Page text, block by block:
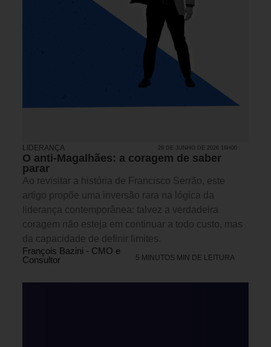
LIDERANÇA 29 DE JUNHO DE 2026 16H00
O anti-Magalhães: a coragem de saber
parar
Ao revisitar a história de Francisco Serrão, este
artigo propõe uma inversão rara na lógica da
liderança contemporânea: talvez a verdadeira
coragem não esteja em continuar a todo custo, mas
da capacidade de definir limites.
François Bazini - CMO e
Consultor
5 MINUTOS MIN DE LEITURA